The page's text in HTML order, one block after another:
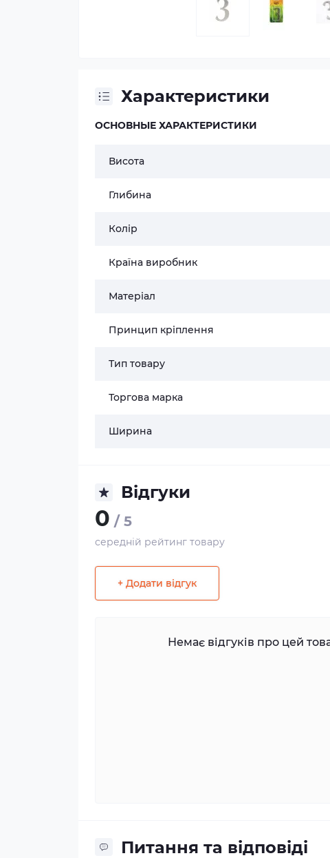
Характеристики
ОСНОВНЫЕ ХАРАКТЕРИСТИКИ
Висота
Глибина
Колір
Країна виробник
Матеріал
Принцип кріплення
Тип товару
Торгова марка
Ширина
Відгуки
0 / 5
середній рейтинг товару
+ Додати відгук
Немає відгуків про цей
Питання та відповіді